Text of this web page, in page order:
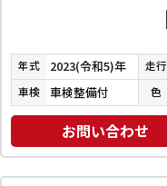
年式 2023(令和5)年 走行
車検 車検整備付 色
お問い合わせ